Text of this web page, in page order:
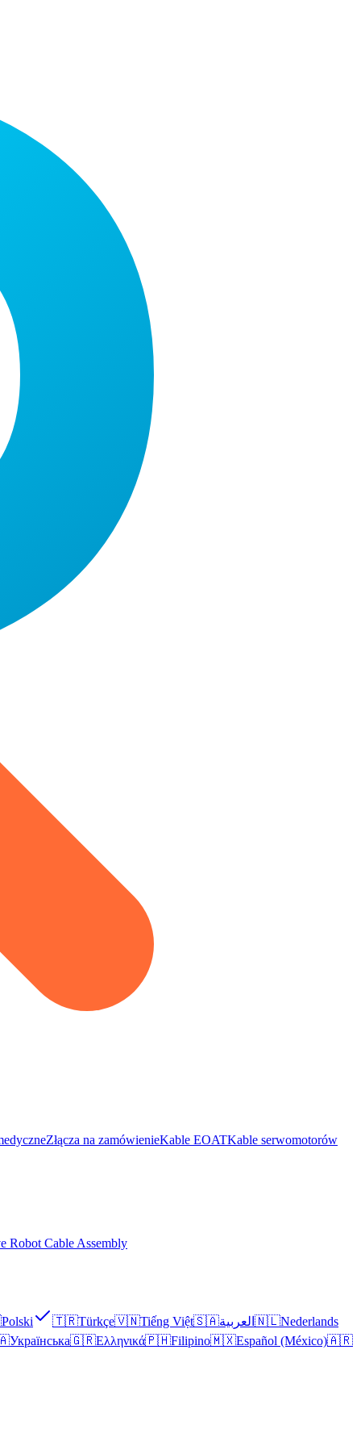
Złącza na zamówienieKable EOATKable serwomotorów
Robot Cable Assembly
Polski 🇹🇷Türkçe🇻🇳Tiếng Việt🇸🇦العربية 🇳🇱Nederlands
Українська🇬🇷Ελληνικά🇵🇭Filipino🇲🇽Español (México)🇦🇷